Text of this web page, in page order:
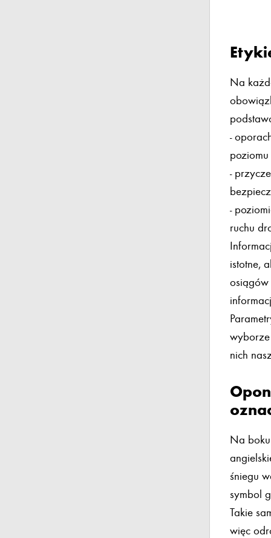
Na
-
-
-
ruchu
istotne,
nich
Na
śniegu
symbol
Takie
więc